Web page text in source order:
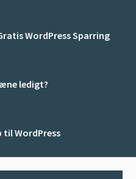
WordPress Sparring
ledigt?
WordPress